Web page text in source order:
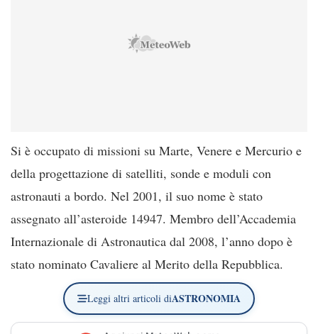
Si è occupato di missioni su Marte, Venere e Mercurio e
della progettazione di satelliti, sonde e moduli con
astronauti a bordo. Nel 2001, il suo nome è stato
assegnato all’asteroide 14947. Membro dell’Accademia
Internazionale di Astronautica dal 2008, l’anno dopo è
stato nominato Cavaliere al Merito della Repubblica.
Leggi altri articoli diASTRONOMIA